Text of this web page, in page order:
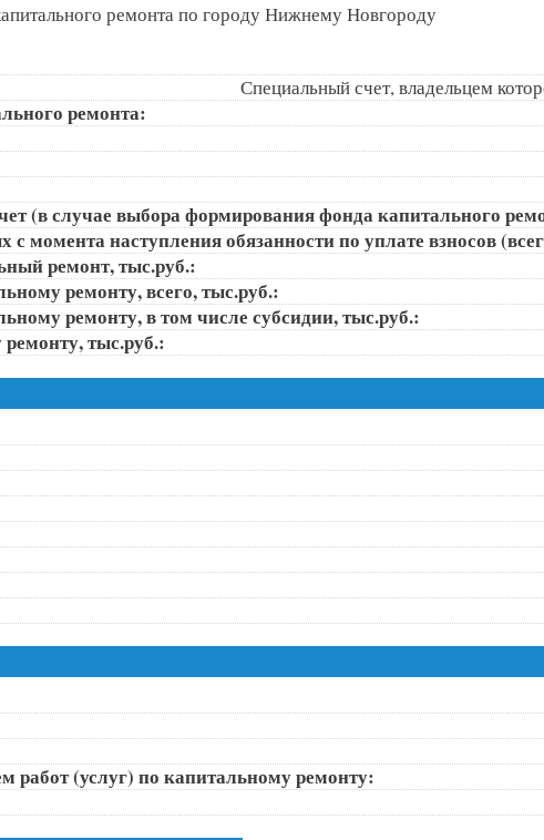
ремонта по городу Нижнему Новгороду
Специальный счет, владельцем
ремонта:
(в случае выбора формирования фонда капитального
момента наступления обязанности по уплате взносов
ремонт, тыс.руб.:
ремонту, всего, тыс.руб.:
ремонту, в том числе субсидии, тыс.руб.:
тыс.руб.:
работ (услуг) по капитальному ремонту: